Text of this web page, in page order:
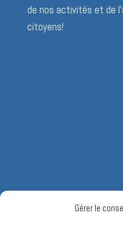
Gérer le
de nos activités et de
citoyens!